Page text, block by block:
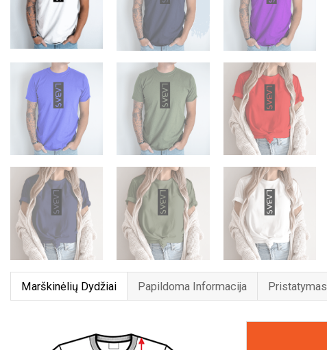
Marškinėlių Dydžiai Papildoma Informacija Pristatymas